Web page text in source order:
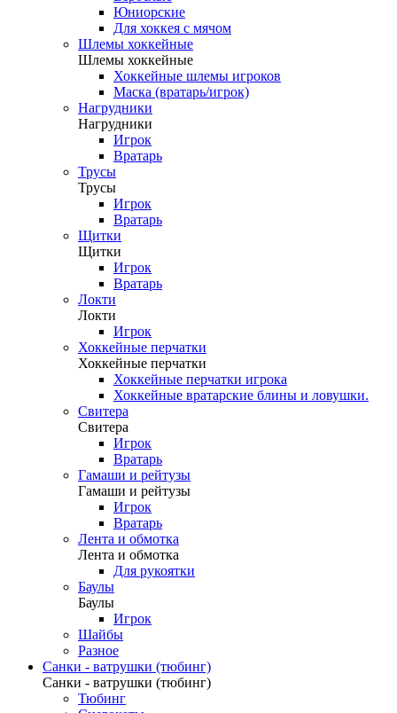
Юниорские
Для хоккея с мячом
Шлемы хоккейные
Шлемы хоккейные
Хоккейные шлемы игроков
Маска (вратарь/игрок)
Нагрудники
Нагрудники
Игрок
Вратарь
Трусы
Трусы
Игрок
Вратарь
Щитки
Щитки
Игрок
Вратарь
Локти
Локти
Игрок
Хоккейные перчатки
Хоккейные перчатки
Хоккейные перчатки игрока
Хоккейные вратарские блины и ловушки.
Свитера
Свитера
Игрок
Вратарь
Гамаши и рейтузы
Гамаши и рейтузы
Игрок
Вратарь
Лента и обмотка
Лента и обмотка
Для рукоятки
Баулы
Баулы
Игрок
Шайбы
Разное
Санки - ватрушки (тюбинг)
Санки - ватрушки (тюбинг)
Тюбинг